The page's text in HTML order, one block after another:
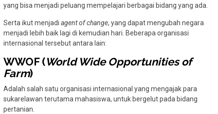
yang bisa menjadi peluang mempelajari berbagai bidang yang ada.
Serta ikut menjadi agent of change, yang dapat mengubah negara
menjadi lebih baik lagi di kemudian hari. Beberapa organisasi
internasional tersebut antara lain:
WWOF (World Wide Opportunities of
Farm)
Adalah salah satu organisasi internasional yang mengajak para
sukarelawan terutama mahasiswa, untuk bergelut pada bidang
pertanian.